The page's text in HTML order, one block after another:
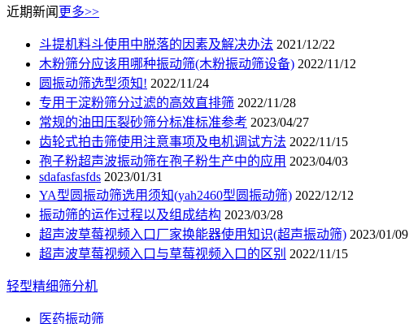
近期新闻 更多>>
斗提机料斗使用中脱落的因素及解决办法 2021/12/22
木粉筛分应该用哪种振动筛(木粉振动筛设备) 2022/11/12
圆振动筛选型须知! 2022/11/24
专用于淀粉筛分过滤的高效直排筛 2022/11/28
常规的油田压裂砂筛分标准标准参考 2023/04/27
齿轮式拍击筛使用注意事项及电机调试方法 2022/11/15
孢子粉超声波振动筛在孢子粉生产中的应用 2023/04/03
sdafasfasfds 2023/01/31
YA型圆振动筛选用须知(yah2460型圆振动筛) 2022/12/12
振动筛的运作过程以及组成结构 2023/03/28
超声波草莓视频入口厂家换能器使用知识(超声振动筛) 2023/01/09
超声波草莓视频入口与草莓视频入口的区别 2022/11/15
轻型精细筛分机
医药振动筛